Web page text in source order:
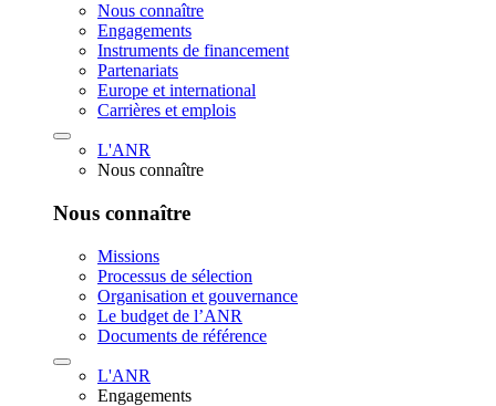
Nous connaître
Engagements
Instruments de financement
Partenariats
Europe et international
Carrières et emplois
L'ANR
Nous connaître
Nous connaître
Missions
Processus de sélection
Organisation et gouvernance
Le budget de l’ANR
Documents de référence
L'ANR
Engagements